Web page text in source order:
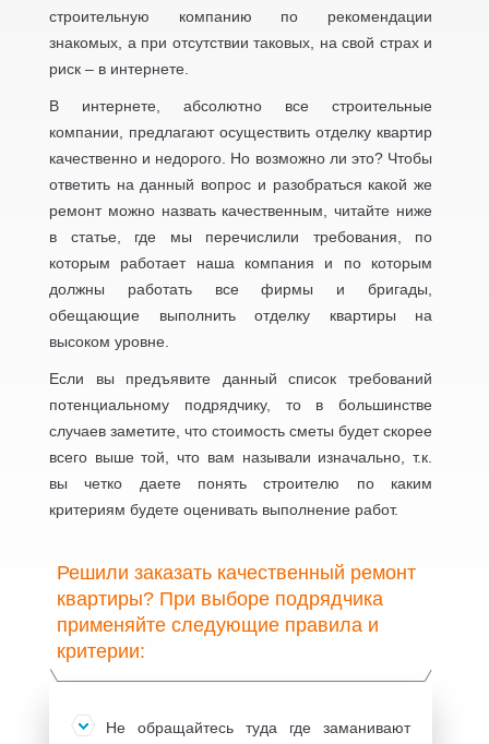
строительную компанию по рекомендации
знакомых, а при отсутствии таковых, на свой страх и
риск – в интернете.
В интернете, абсолютно все строительные
компании, предлагают осуществить отделку квартир
качественно и недорого. Но возможно ли это? Чтобы
ответить на данный вопрос и разобраться какой же
ремонт можно назвать качественным, читайте ниже
в статье, где мы перечислили требования, по
которым работает наша компания и по которым
должны работать все фирмы и бригады,
обещающие выполнить отделку квартиры на
высоком уровне.
Если вы предъявите данный список требований
потенциальному подрядчику, то в большинстве
случаев заметите, что стоимость сметы будет скорее
всего выше той, что вам называли изначально, т.к.
вы четко даете понять строителю по каким
критериям будете оценивать выполнение работ.
Решили заказать качественный ремонт
квартиры? При выборе подрядчика
применяйте следующие правила и
критерии:
Не обращайтесь туда где заманивают